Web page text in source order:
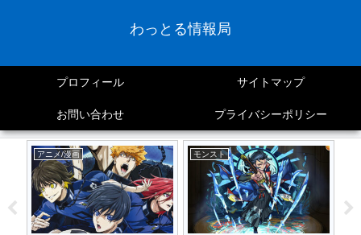
わっとる情報局
プロフィール サイトマップ
お問い合わせ プライバシーポリシー
アニメ/漫画 モンスト